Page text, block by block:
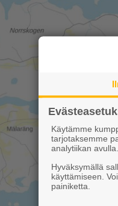
Käytämme
tarjotaksemme
analytiikan avulla.
Hyväksymällä
käyttämiseen.
painiketta.